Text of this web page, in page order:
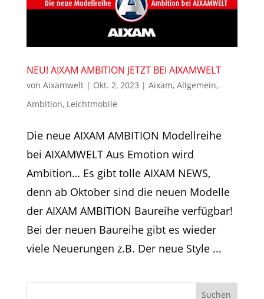
NEU! AIXAM AMBITION JETZT BEI AIXAMWELT
von Aixamwelt| Okt. 2, 2023 | Aixam, Allgemein,
Ambition, Leichtmobile
Die neue AIXAM AMBITION Modellreihe
bei AIXAMWELT Aus Emotion wird
Ambition… Es gibt tolle AIXAM NEWS,
denn ab Oktober sind die neuen Modelle
der AIXAM AMBITION Baureihe verfügbar!
Bei der neuen Baureihe gibt es wieder
viele Neuerungen z.B. Der neue Style ...